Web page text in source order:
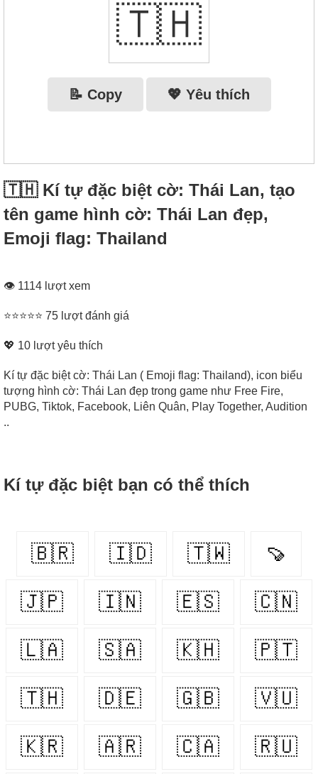
🇹🇭
📝 Copy 💖 Yêu thích
🇹🇭 Kí tự đặc biệt cờ: Thái Lan, tạo
tên game hình cờ: Thái Lan đẹp,
Emoji flag: Thailand
👁 1114 lượt xem
⭐⭐⭐⭐⭐ 75 lượt đánh giá
💖 10 lượt yêu thích
Kí tự đặc biệt cờ: Thái Lan ( Emoji flag: Thailand), icon biểu
tượng hình cờ: Thái Lan đẹp trong game như Free Fire,
PUBG, Tiktok, Facebook, Liên Quân, Play Together, Audition
..
Kí tự đặc biệt bạn có thể thích
🇧🇷 🇮🇩 🇹🇼 🍠
🇯🇵 🇮🇳 🇪🇸 🇨🇳
🇱🇦 🇸🇦 🇰🇭 🇵🇹
🇹🇭 🇩🇪 🇬🇧 🇻🇺
🇰🇷 🇦🇷 🇨🇦 🇷🇺